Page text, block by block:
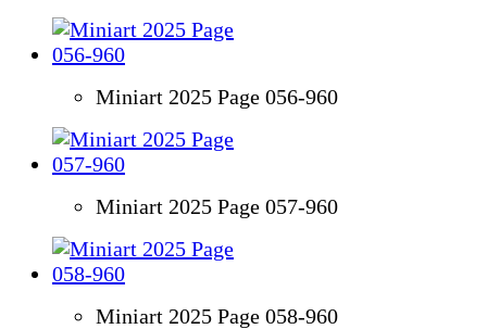
Miniart 2025 Page 056-960
Miniart 2025 Page 057-960
Miniart 2025 Page 058-960